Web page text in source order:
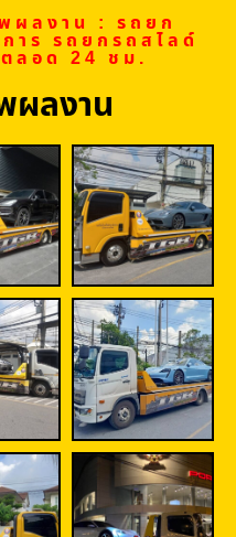
ผลงาน : รถยก
าร รถยกรถสไลด์
ลอด 24 ชม.
ผลงาน